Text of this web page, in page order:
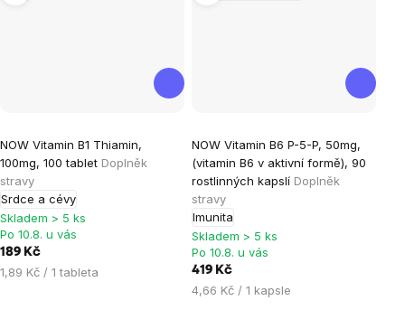
NOW Vitamin B1 Thiamin,
100mg, 100 tablet Doplněk
stravy
Srdce a cévy
hodnocení
produktu
je
5,0
z
5
hvězdiček.
Skladem > 5 ks
Po 10.8. u vás
189 Kč
Měrná
1,89 Kč / 1 tableta
NOW Vitamin B6 P-5-P, 50mg,
(vitamin B6 v aktivní formě), 90
rostlinných kapslí Doplněk
stravy
Imunita
hodnocení
produktu
je
5,0
z
5
hvězdiček.
Skladem > 5 ks
Po 10.8. u vás
419 Kč
Měrná
4,66 Kč / 1 kapsle